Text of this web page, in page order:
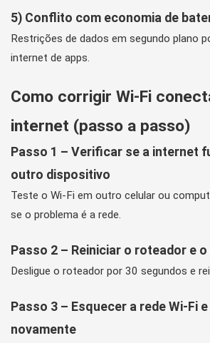
5) Conflito com economia de
Restrições de dados em segundo plano
internet de apps.
Como corrigir Wi-Fi
internet (passo a passo)
Passo 1 – Verificar se a internet
outro dispositivo
Teste o Wi-Fi em outro celular ou
se o problema é a rede.
Passo 2 – Reiniciar o roteador e
Desligue o roteador por 30 segundos e
Passo 3 – Esquecer a rede Wi-Fi
novamente